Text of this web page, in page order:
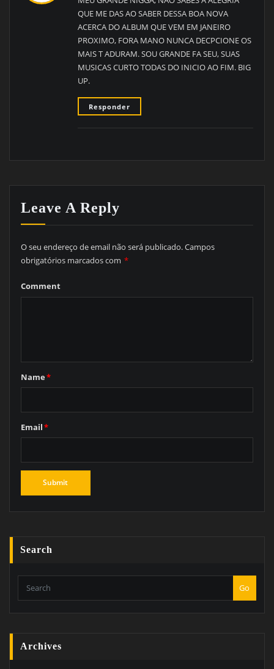
QUE ME DAS AO SABER DESSA BOA NOVA
ACERCA DO ALBUM QUE VEM EM JANEIRO
PROXIMO, FORA MANO NUNCA DECPCIONE OS
MAIS T ADURAM. SOU GRANDE FA SEU, SUAS
MUSICAS CURTO TODAS DO INICIO AO FIM. BIG
UP.
Responder
Leave A Reply
O seu endereço de email não será publicado.Campos
obrigatórios marcados com *
Comment
Name*
Email*
Search
Go
Archives